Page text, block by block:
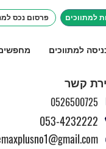
פרסום נכס למתווכים
למתווכים
קשר
0526500725
053-4232222